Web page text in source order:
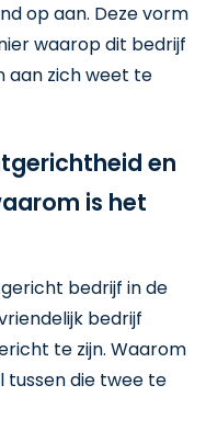
op aan. Deze vorm
waarop dit bedrijf
aan zich weet te
en
is het
bedrijf in de
bedrijf
te zijn. Waarom
tussen die twee te